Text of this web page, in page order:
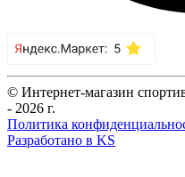
© Интернет-магазин
- 2026 г.
Политика
Разработано в KS